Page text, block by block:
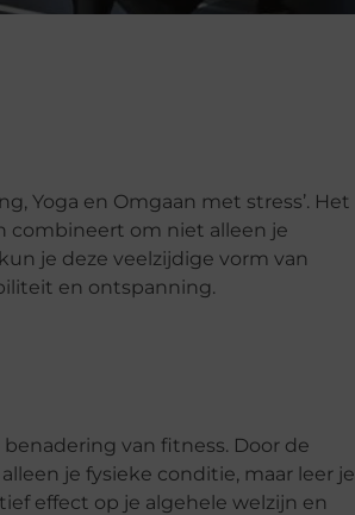
Yoga en Omgaan met stress’. Het
combineert om niet alleen je
je deze veelzijdige vorm van
en ontspanning.
van fitness. Door de
je fysieke conditie, maar leer je
effect op je algehele welzijn en